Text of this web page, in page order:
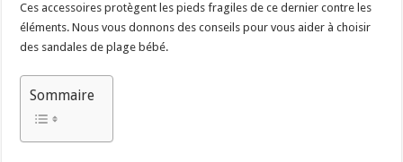
Ces accessoires protègent les pieds fragiles de ce dernier contre les
éléments. Nous vous donnons des conseils pour vous aider à choisir
des sandales de plage bébé.
Sommaire